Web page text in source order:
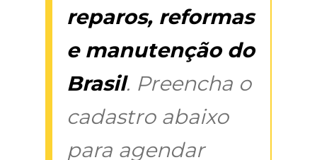
reparos, reformas
e manutenção do
Brasil. Preencha o
cadastro abaixo
para agendar